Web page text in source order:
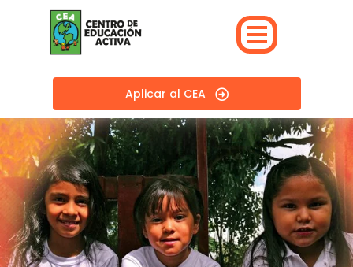
Aplicar al CEA